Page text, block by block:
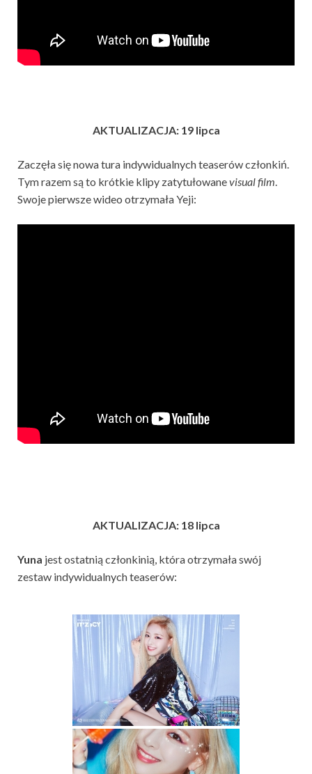
AKTUALIZACJA: 19 lipca
Zaczęła się nowa tura indywidualnych teaserów członkiń.
Tym razem są to krótkie klipy zatytułowanevisual film.
Swoje pierwsze wideo otrzymała Yeji:
AKTUALIZACJA: 18 lipca
Yuna jest ostatnią członkinią, która otrzymała swój
zestaw indywidualnych teaserów: